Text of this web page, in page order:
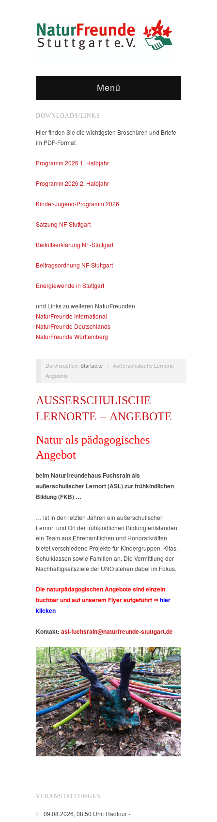
Menü
DOWNLOADS/LINKS
Hier finden Sie die wichtigsten Broschüren und Briefe
im PDF-Format
Programm 2026 1. Halbjahr
Programm 2026 2. Halbjahr
Kinder-Jugend-Programm 2026
Satzung NF-Stuttgart
Beitrittserklärung NF-Stuttgart
Beitragsordnung NF-Stuttgart
Energiewende in Stuttgart
und Links zu weiteren NaturFreunden
NaturFreunde International
NaturFreunde Deutschlands
NaturFreunde Württemberg
Durchsuchen: Startseite /
Außerschulische Lernorte –
Angebote
AUSSERSCHULISCHE L
ERNORTE – ANGEBOTE
Natur als pädagogisches
Angebot
beim Naturfreundehaus Fuchsrain als
außerschulischer Lernort (ASL) zur frühkindlichen
Bildung (FKB) …
… ist in den letzten Jahren ein außerschulischer
Lernort und Ort der frühkindlichen Bildung entstanden:
ein Team aus Ehrenamtlichen und Honorarkräften
bietet verschiedene Projekte für Kindergruppen, Kitas,
Schulklassen sowie Familien an. Die Vermittlung der
Nachhaltigkeitsziele der UNO stehen dabei im Fokus.
Die naturpädagogischen Angebote sind einzeln
buchbar und auf unserem Flyer aufgeführt ⇒hier
klicken
Kontakt: asl-fuchsrain@naturfreunde-stuttgart.de
VERANSTALTUNGEN
09.08.2026, 08:50 Uhr: Radtour -